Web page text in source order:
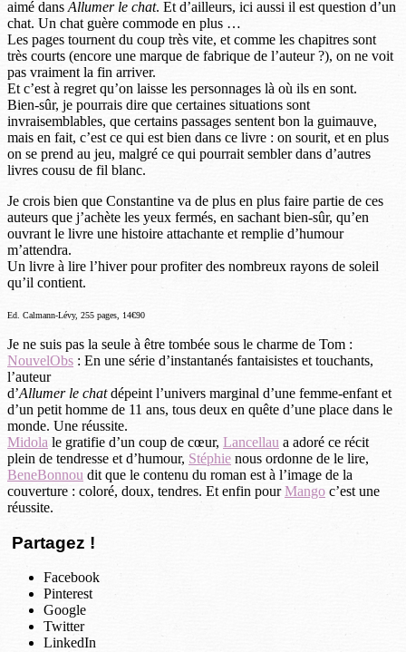
aimé dans Allumer le chat. Et d’ailleurs, ici aussi il est question d’un
chat. Un chat guère commode en plus …
Les pages tournent du coup très vite, et comme les chapitres sont
très courts (encore une marque de fabrique de l’auteur ?), on ne voit
pas vraiment la fin arriver.
Et c’est à regret qu’on laisse les personnages là où ils en sont.
Bien-sûr, je pourrais dire que certaines situations sont
invraisemblables, que certains passages sentent bon la guimauve,
mais en fait, c’est ce qui est bien dans ce livre : on sourit, et en plus
on se prend au jeu, malgré ce qui pourrait sembler dans d’autres
livres cousu de fil blanc.
Je crois bien que Constantine va de plus en plus faire partie de ces
auteurs que j’achète les yeux fermés, en sachant bien-sûr, qu’en
ouvrant le livre une histoire attachante et remplie d’humour
m’attendra.
Un livre à lire l’hiver pour profiter des nombreux rayons de soleil
qu’il contient.
Ed. Calmann-Lévy, 255 pages, 14€90
Je ne suis pas la seule à être tombée sous le charme de Tom :
NouvelObs : En une série d’instantanés fantaisistes et touchants,
l’auteur
d’Allumer le chatdépeint l’univers marginal d’une femme-enfant et
d’un petit homme de 11 ans, tous deux en quête d’une place dans le
monde. Une réussite.
Midola le gratifie d’un coup de cœur, Lancellau a adoré ce récit
plein de tendresse et d’humour, Stéphie nous ordonne de le lire,
BeneBonnou dit que le contenu du roman est à l’image de la
couverture : coloré, doux, tendres. Et enfin pourMango c’est une
réussite.
Partagez !
Facebook
Pinterest
Google
Twitter
LinkedIn